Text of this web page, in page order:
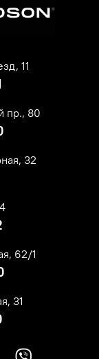
11
пр., 80
32
62/1
31